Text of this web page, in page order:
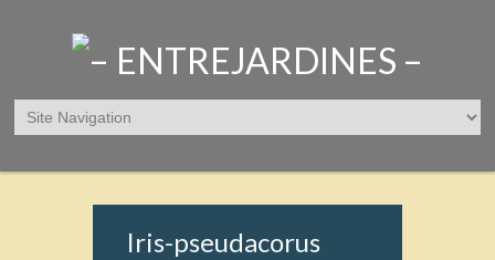
Iris-pseudacorus